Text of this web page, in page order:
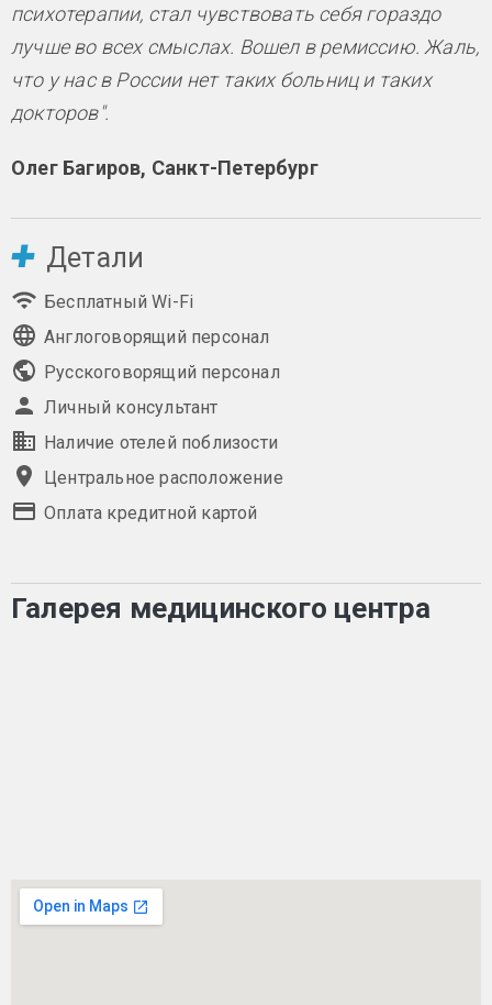
психотерапии, стал чувствовать себя гораздо
лучше во всех смыслах. Вошел в ремиссию. Жаль,
что у нас в России нет таких больниц и таких
докторов".
Олег Багиров, Санкт-Петербург
Детали
Бесплатный Wi-Fi
Англоговорящий персонал
Русскоговорящий персонал
Личный консультант
Наличие отелей поблизости
Центральное расположение
Оплата кредитной картой
Галерея медицинского центра